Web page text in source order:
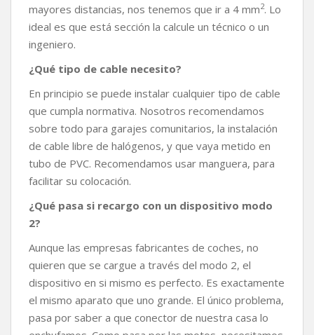
mayores distancias, nos tenemos que ir a 4 mm2. Lo
ideal es que está sección la calcule un técnico o un
ingeniero.
¿Qué tipo de cable necesito?
En principio se puede instalar cualquier tipo de cable
que cumpla normativa. Nosotros recomendamos
sobre todo para garajes comunitarios, la instalación
de cable libre de halógenos, y que vaya metido en
tubo de PVC. Recomendamos usar manguera, para
facilitar su colocación.
¿Qué pasa si recargo con un dispositivo modo
2?
Aunque las empresas fabricantes de coches, no
quieren que se cargue a través del modo 2, el
dispositivo en si mismo es perfecto. Es exactamente
el mismo aparato que uno grande. El único problema,
pasa por saber a que conector de nuestra casa lo